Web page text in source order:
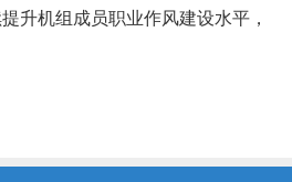
升机组成员职业作风建设水平，